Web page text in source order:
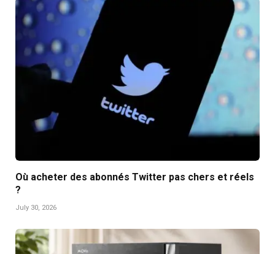
Où acheter des abonnés Twitter pas chers et réels
?
July 30, 2026